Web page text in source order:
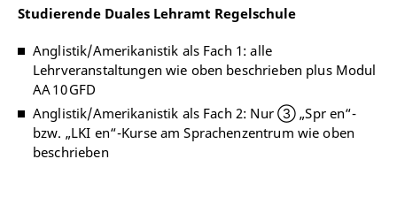
Studierende Duales Lehramt Regelschule
Anglistik/Amerikanistik als Fach 1: alle
Lehrveranstaltungen wie oben beschrieben plus Modul
AA 10 GFD
Anglistik/Amerikanistik als Fach 2: Nur ③ „Spr en“-
bzw. „LKI en“-Kurse am Sprachenzentrum wie oben
beschrieben